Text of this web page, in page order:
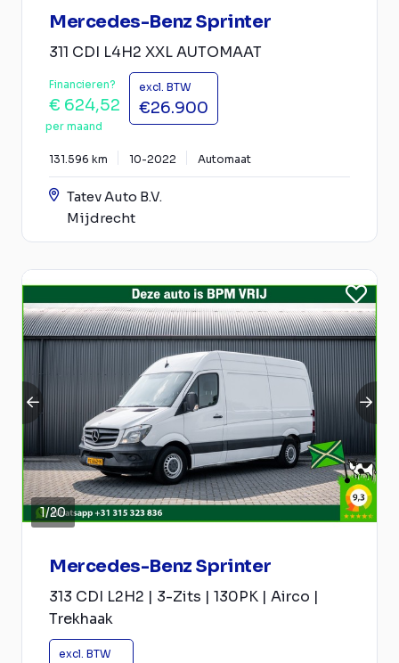
Mercedes-Benz Sprinter
311 CDI L4H2 XXL AUTOMAAT
Financieren?
€ 624,52
per maand
excl. BTW
€26.900
131.596 km 10-2022 Automaat
Tatev Auto B.V.
Mijdrecht
1/20
Mercedes-Benz Sprinter
313 CDI L2H2 | 3-Zits | 130PK | Airco |
Trekhaak
excl. BTW